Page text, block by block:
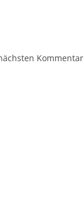
Kommentar